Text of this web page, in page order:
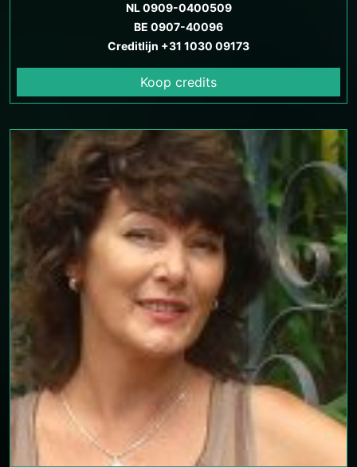
NL 0909-0400509
BE 0907-40096
Creditlijn +31 1030 09173
Koop credits